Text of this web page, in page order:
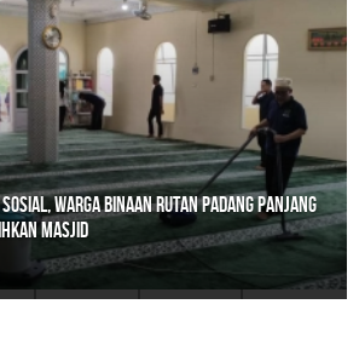
Warga Binaan Rutan Padang Panjang
Masjid